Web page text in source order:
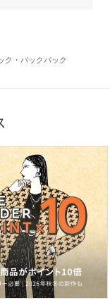
ク・バックパック